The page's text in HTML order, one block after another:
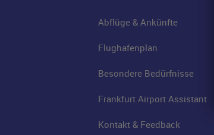
Abflüge & Ankünfte
Flughafenplan
Besondere Bedürfnisse
Frankfurt Airport Assistant
Kontakt & Feedback